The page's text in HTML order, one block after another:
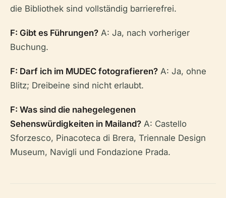
die Bibliothek sind vollständig barrierefrei.
F: Gibt es Führungen? A: Ja, nach vorheriger
Buchung.
F: Darf ich im MUDEC fotografieren? A: Ja, ohne
Blitz; Dreibeine sind nicht erlaubt.
F: Was sind die nahegelegenen
Sehenswürdigkeiten in Mailand? A: Castello
Sforzesco, Pinacoteca di Brera, Triennale Design
Museum, Navigli und Fondazione Prada.